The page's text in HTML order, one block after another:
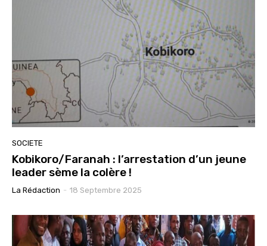
SOCIETE
Kobikoro/Faranah : l’arrestation d’un jeune
leader sème la colère !
La Rédaction - 18 Septembre 2025